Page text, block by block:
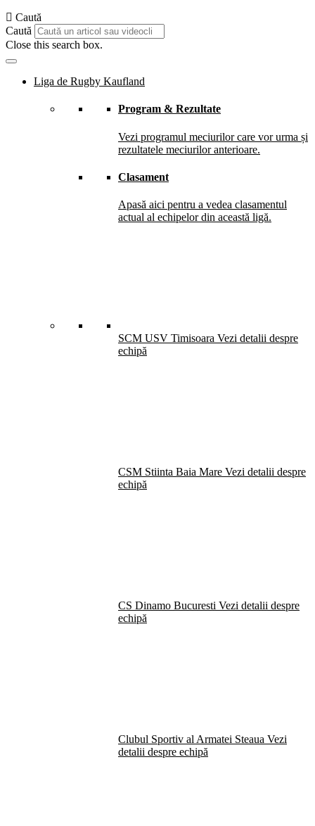
Caută
Caută
Close this search box.
Liga de Rugby Kaufland
Program & Rezultate
Vezi programul meciurilor care vor urma și
rezultatele meciurilor anterioare.
Clasament
Apasă aici pentru a vedea clasamentul
actual al echipelor din această ligă.
SCM USV Timisoara Vezi detalii despre
echipă
CSM Stiinta Baia Mare Vezi detalii despre
echipă
CS Dinamo Bucuresti Vezi detalii despre
echipă
Clubul Sportiv al Armatei Steaua Vezi
detalii despre echipă